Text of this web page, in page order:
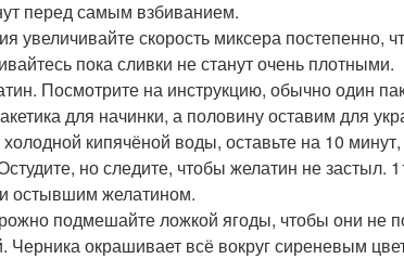
перед самым взбиванием.
увеличивайте скорость миксера постепенно,
пока сливки не станут очень плотными.
Посмотрите на инструкцию, обычно один
для начинки, а половину оставим для
кипячёной воды, оставьте на 10
но следите, чтобы желатин не
остывшим желатином.
подмешайте ложкой ягоды, чтобы они не
Черника окрашивает всё вокруг сиреневым